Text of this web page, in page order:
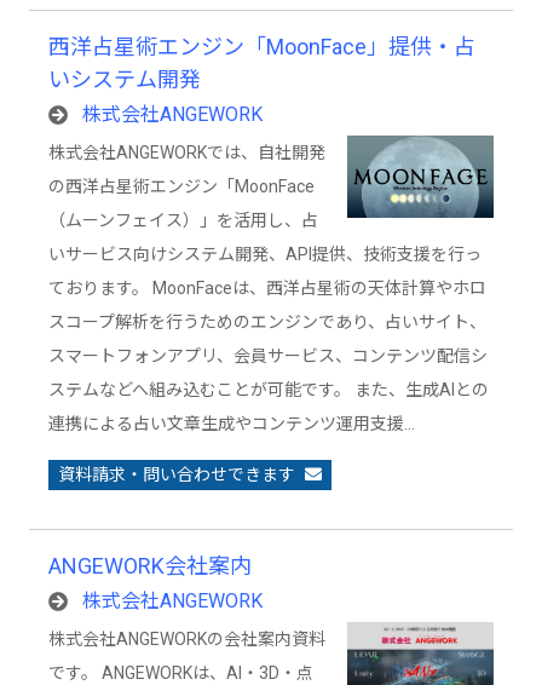
西洋占星術エンジン「MoonFace」提供・占
いシステム開発
株式会社ANGEWORK
株式会社ANGEWORKでは、自社開発
の西洋占星術エンジン「MoonFace
（ムーンフェイス）」を活用し、占
いサービス向けシステム開発、API提供、技術支援を行っ
ております。 MoonFaceは、西洋占星術の天体計算やホロ
スコープ解析を行うためのエンジンであり、占いサイト、
スマートフォンアプリ、会員サービス、コンテンツ配信シ
ステムなどへ組み込むことが可能です。 また、生成AIとの
連携による占い文章生成やコンテンツ運用支援…
資料請求・問い合わせできます
ANGEWORK会社案内
株式会社ANGEWORK
株式会社ANGEWORKの会社案内資料
です。 ANGEWORKは、AI・3D・点